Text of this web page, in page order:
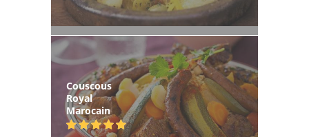
Couscous
Royal
Marocain